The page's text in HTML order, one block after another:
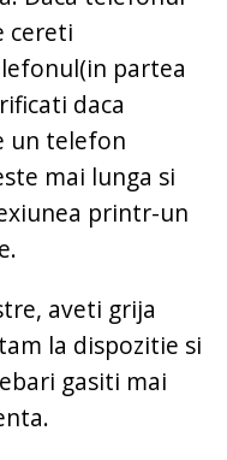
cereti
partea
daca
un telefon
mai lunga si
printr-un
aveti grija
la dispozitie si
gasiti mai